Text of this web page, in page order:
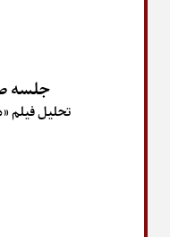
جلسه
تحلیل فیلم